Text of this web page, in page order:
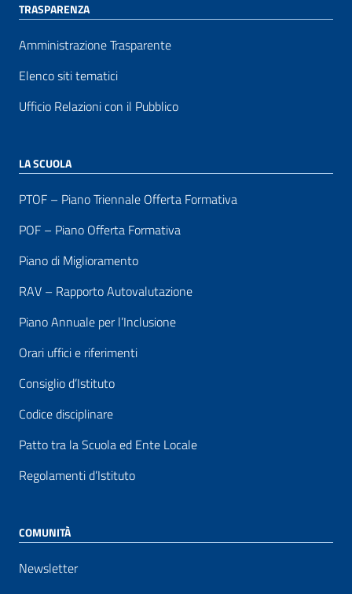
TRASPARENZA
Amministrazione Trasparente
Elenco siti tematici
Ufficio Relazioni con il Pubblico
LA SCUOLA
PTOF – Piano Triennale Offerta Formativa
POF – Piano Offerta Formativa
Piano di Miglioramento
RAV – Rapporto Autovalutazione
Piano Annuale per l’Inclusione
Orari uffici e riferimenti
Consiglio d’Istituto
Codice disciplinare
Patto tra la Scuola ed Ente Locale
Regolamenti d’Istituto
COMUNITÀ
Newsletter